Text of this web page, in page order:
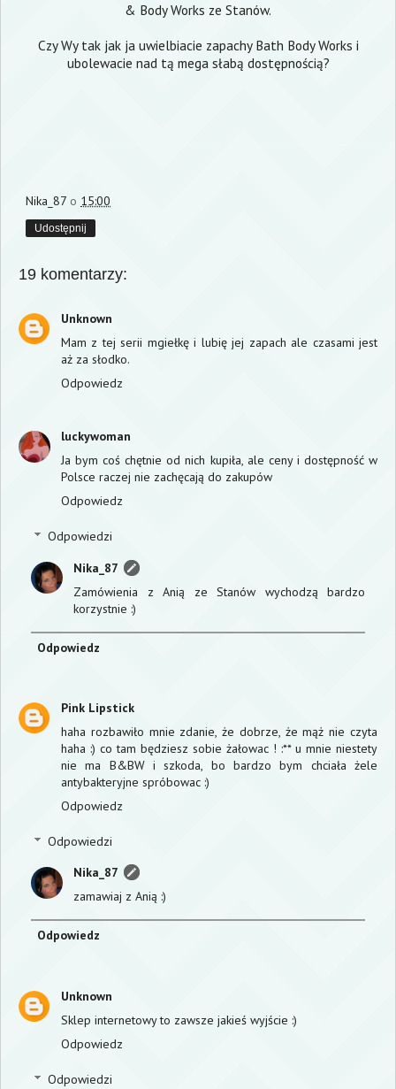
& Body Works ze Stanów.
Czy Wy tak jak ja uwielbiacie zapachy Bath Body Works i
ubolewacie nad tą mega słabą dostępnością?
Nika_87 o 15:00
Udostępnij
19 komentarzy:
Unknown
Mam z tej serii mgiełkę i lubię jej zapach ale czasami jest
aż za słodko.
Odpowiedz
luckywoman
Ja bym coś chętnie od nich kupiła, ale ceny i dostępność w
Polsce raczej nie zachęcają do zakupów
Odpowiedz
Odpowiedzi
Nika_87
Zamówienia z Anią ze Stanów wychodzą bardzo
korzystnie :)
Odpowiedz
Pink Lipstick
haha rozbawiło mnie zdanie, że dobrze, że mąż nie czyta
haha :) co tam będziesz sobie żałowac ! :** u mnie niestety
nie ma B&BW i szkoda, bo bardzo bym chciała żele
antybakteryjne spróbowac :)
Odpowiedz
Odpowiedzi
Nika_87
zamawiaj z Anią :)
Odpowiedz
Unknown
Sklep internetowy to zawsze jakieś wyjście :)
Odpowiedz
Odpowiedzi